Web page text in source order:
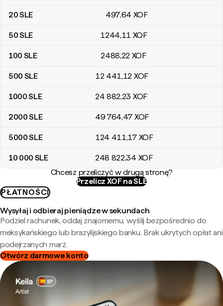
20SLE 497,64 XOF
50SLE 1244,11 XOF
100 SLE 2488,22 XOF
500 SLE 12 441,12 XOF
1000SLE 24 882,23 XOF
2000SLE 49 764,47 XOF
5000SLE 124 411,17 XOF
10 000 SLE 248 822,34 XOF
Chcesz przeliczyć w drugą stronę?
Przelicz XOF na SLE
PŁATNOŚCI
Wysyłaj i odbieraj pieniądze w sekundach
Podziel rachunek, oddaj znajomemu, wyślij bezpośrednio do
meksykańskiego lub brazylijskiego banku. Brak ukrytych opłat ani
podejrzanych marż.
Otwórz darmowe konto